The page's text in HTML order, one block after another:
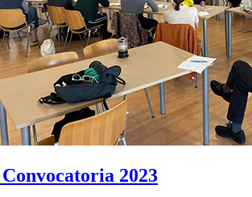
2023